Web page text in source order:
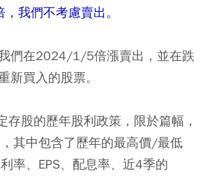
我們不考慮賣出。
們在2024/1/5倍漲賣出，並在跌
新買入的股票。
存股的歷年股利政策，限於篇幅，
其中包含了歷年的最高價/最低
率、EPS、配息率、近4季的